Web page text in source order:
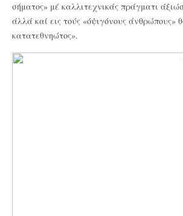
σήματος» μέ καλλιτεχνικάς πράγματι
άλλά καί εις τούς «όψιγόνους
κατατεθνηώτος».